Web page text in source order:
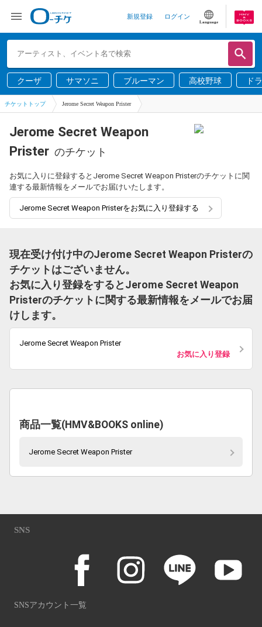
新規登録 ログイン
Language
クーザ サマソニ ブルーマン 高校野球 ド
チケットトップ Jerome Secret Weapon Prister
Jerome Secret Weapon
Prister のチケット
お気に入りに登録するとJerome Secret Weapon Pristerのチケットに関
連する最新情報をメールでお届けいたします。
Jerome Secret Weapon Pristerをお気に入り登録する
現在受け付け中のJerome Secret Weapon Pristerの
チケットはございません。
お気に入り登録をするとJerome Secret Weapon
Pristerのチケットに関する最新情報をメールでお届
けします。
Jerome Secret Weapon Prister
お気に入り登録
商品一覧(HMV&BOOKS online)
Jerome Secret Weapon Prister
SNS
SNSアカウント一覧